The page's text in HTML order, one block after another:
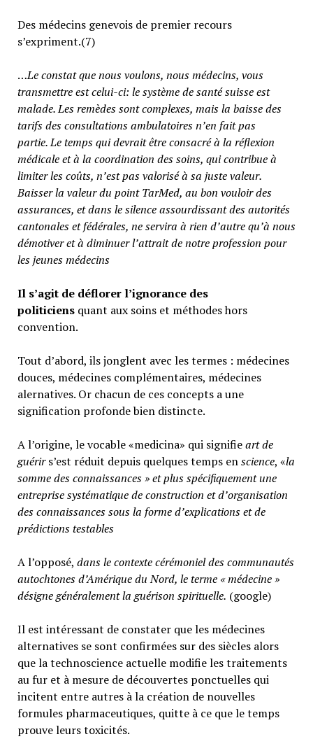
Des médecins genevois de premier recours
s’expriment.(7)
…Le constat que nous voulons, nous médecins, vous
transmettre est celui-ci: le système de santé suisse est
malade. Les remèdes sont complexes, mais la baisse des
tarifs des consultations ambulatoires n’en fait pas
partie.Le temps qui devrait être consacré à la réflexion
médicale et à la coordination des soins, qui contribue à
limiter les coûts, n’est pas valorisé à sa juste valeur.
Baisser la valeur du point TarMed, au bon vouloir des
assurances, et dans le silence assourdissant des autorités
cantonales et fédérales, ne servira à rien d’autre qu’à nous
démotiver et à diminuer l’attrait de notre profession pour
les jeunes médecins
Il s’agit de déflorer l’ignorance des
politiciensquant aux soins et méthodes hors
convention.
Tout d’abord, ils jonglent avec les termes : médecines
douces, médecines complémentaires, médecines
alernatives. Or chacun de ces concepts a une
signification profonde bien distincte.
A l’origine, le vocable «medicina» qui signifieart de
guérirs’est réduit depuis quelques temps enscience, «la
somme des connaissances » et plus spécifiquement une
entreprise systématique de construction et d’organisation
des connaissances sous la forme d’explications et de
prédictions testables
A l’opposé, dans le contexte cérémoniel des communautés
autochtones d’Amérique du Nord, le terme « médecine »
désigne généralementla guérison spirituelle. (google)
Il est intéressant de constater que les médecines
alternatives se sont confirmées sur des siècles alors
que la technoscience actuelle modifie les traitements
au fur et à mesure de découvertes ponctuelles qui
incitent entre autres à la création de nouvelles
formules pharmaceutiques, quitte à ce que le temps
prouve leurs toxicités.